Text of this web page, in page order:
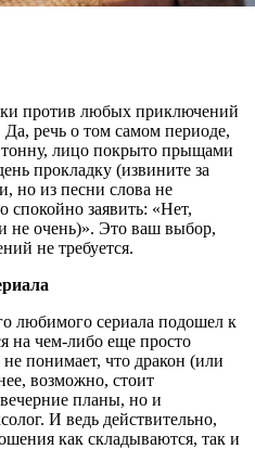
против любых приключений
речь о том самом периоде,
тонну, лицо покрыто прыщами
прокладку (извините за
но из песни слова не
заявить: «Нет,
не очень)». Это ваш выбор,
не требуется.
любимого сериала подошел к
на чем-либо еще просто
понимает, что дракон (или
возможно, стоит
планы, но и
И ведь действительно,
как складываются, так и